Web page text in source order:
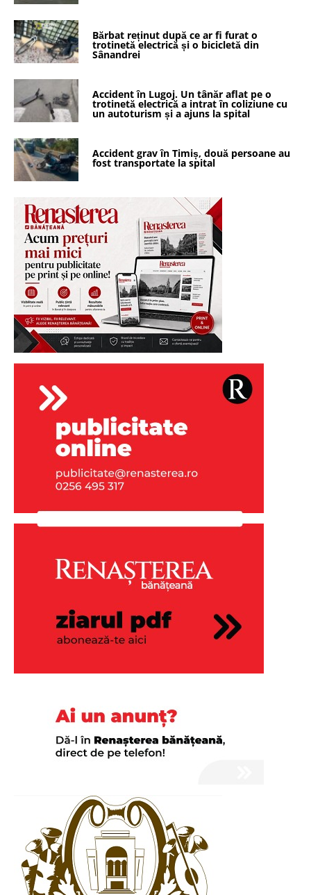
Bărbat reținut după ce ar fi furat o
trotinetă electrică și o bicicletă din
Sânandrei
Accident în Lugoj. Un tânăr aflat pe o
trotinetă electrică a intrat în coliziune cu
un autoturism și a ajuns la spital
Accident grav în Timiș, două persoane au
fost transportate la spital